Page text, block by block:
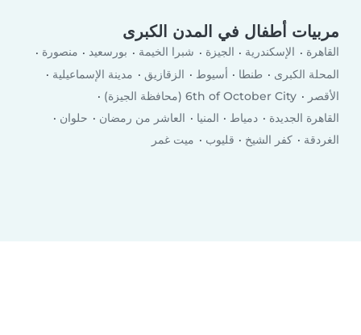
مربيات أطفال في المدن الكبرى
القاهرة الإسكندرية الجيزة شبرا الخيمة بورسعيد
منصورة
المحلة الكبرى
طنطا أسيوط الزقازيق
مدينة الإسماعيلية
الأقصر
6th of October City (محافظة الجيزة)
القاهرة الجديدة
دمياط المنيا العاشر من رمضان
حلوان
الغردقة
كفر الشيخ قليوب ميت غمر